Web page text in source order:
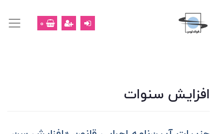
0
افزایش سنوات